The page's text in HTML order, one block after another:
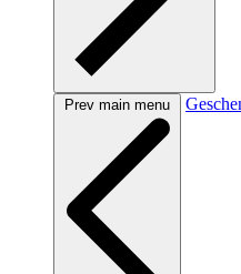
Prev main menu